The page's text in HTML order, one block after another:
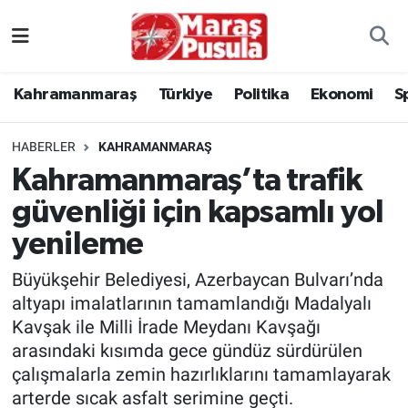
Kahramanmaraş Türkiye Politika Ekonomi
HABERLER KAHRAMANMARAŞ
Kahramanmaraş’ta trafik
güvenliği için kapsamlı yol
yenileme
Büyükşehir Belediyesi, Azerbaycan Bulvarı’nda
altyapı imalatlarının tamamlandığı Madalyalı
Kavşak ile Milli İrade Meydanı Kavşağı
arasındaki kısımda gece gündüz sürdürülen
çalışmalarla zemin hazırlıklarını tamamlayarak
arterde sıcak asfalt serimine geçti.
Politika
Ekonomi
Spor
Kültür Sanat
Sağlık
İstanbul Trafik Yoğunluk Haritası
Süper Lig Puan Durumu ve Fikstür
Tüm Manşetler
Son Dakika Haberleri
Haber Arşivi